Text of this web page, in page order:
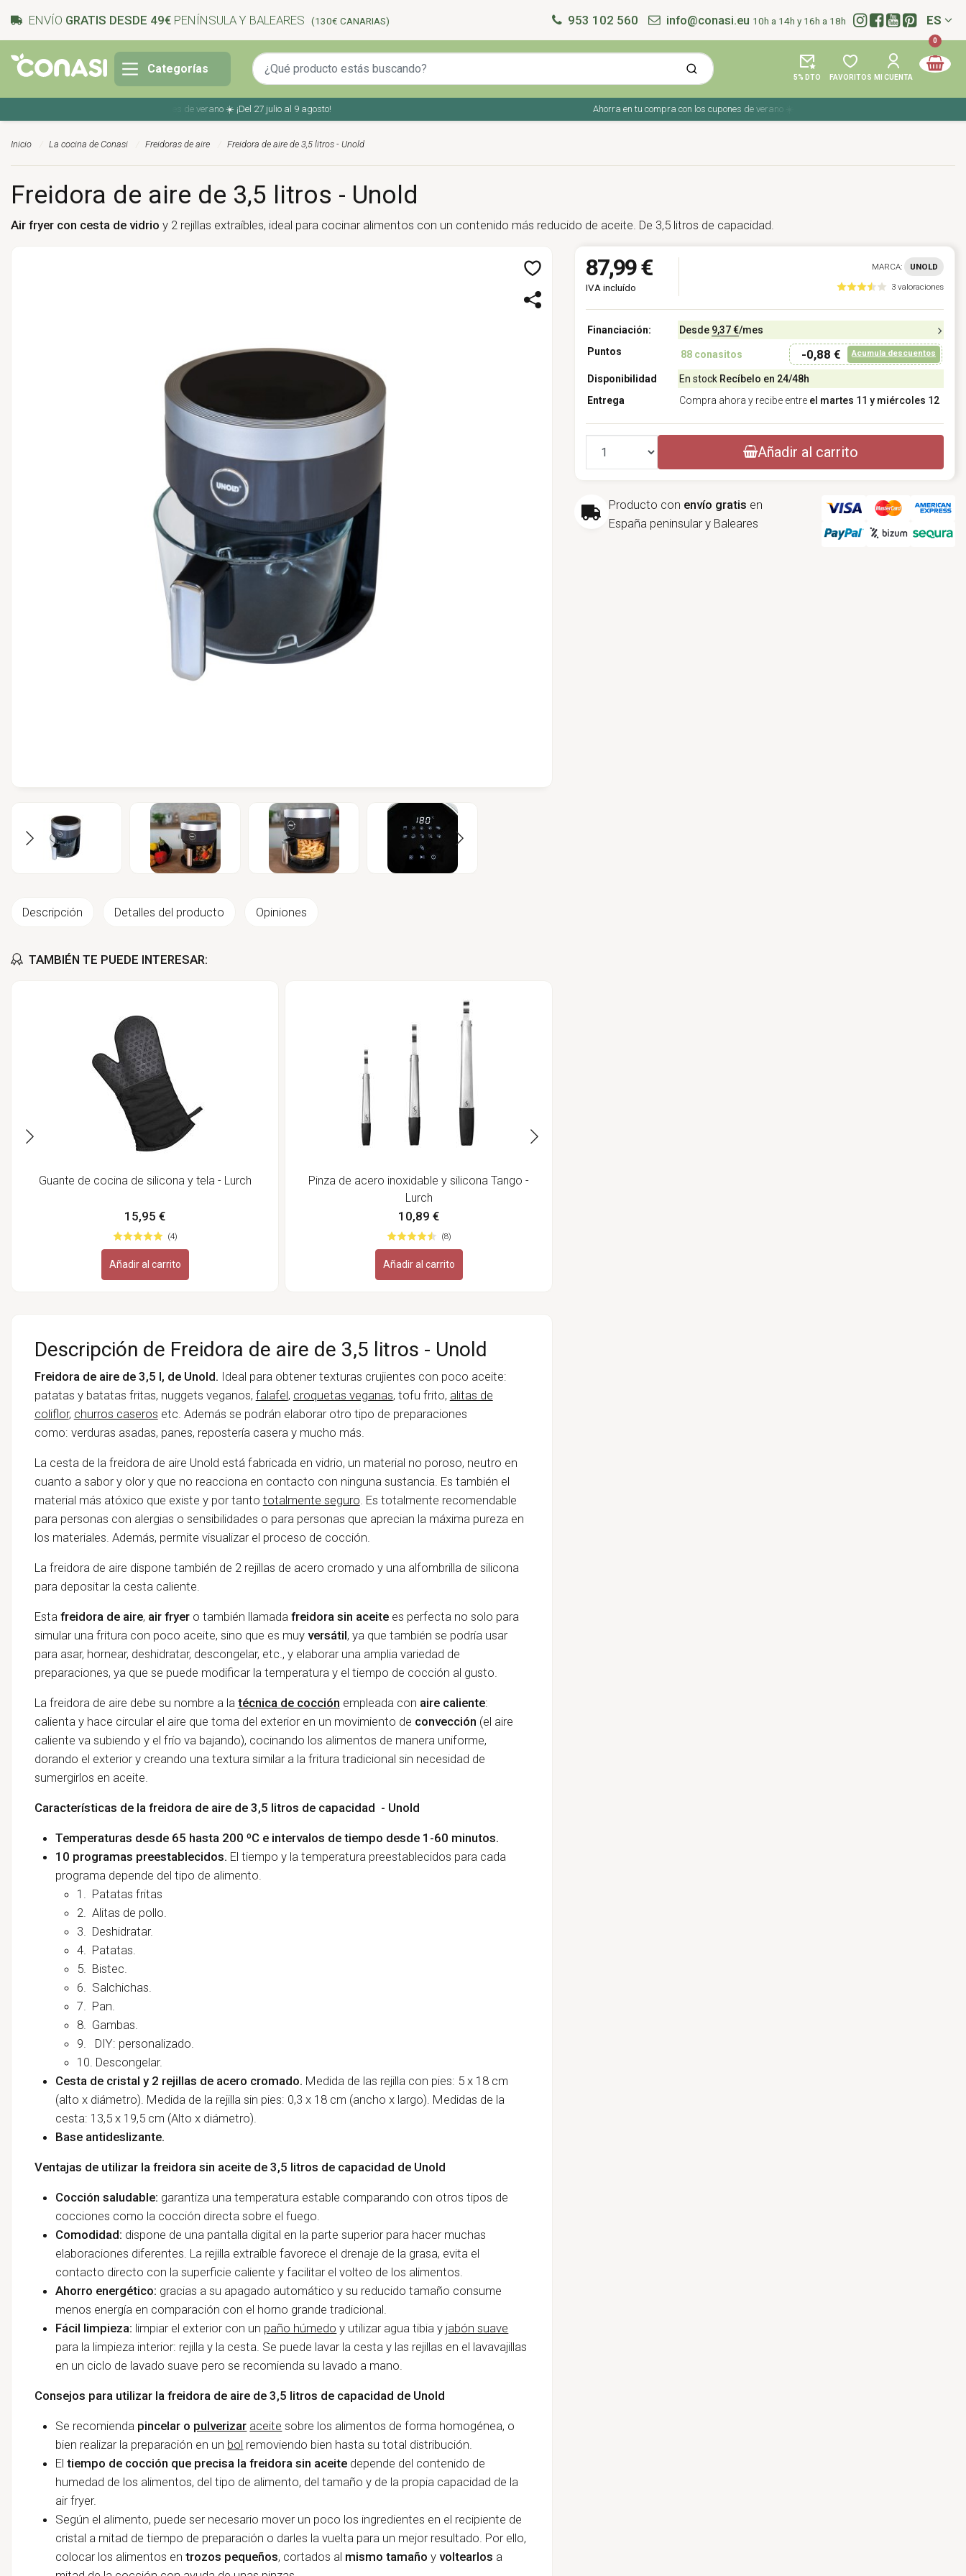
ENVÍO GRATIS DESDE 49€ PENÍNSULA Y BALEARES (130€ CANARIAS) 953 102 560 info@conasi.eu 10h a 14h y 16h a 18h Idioma:
ES
Categorías
5% DTO FAVORITOS MI CUENTA
0
Ahorra en tu compra con los cupones de verano ☀️ ¡Del 27 julio al 9 agosto! Ahorra en tu compra con los cupones de verano ☀️ ¡Del 27 julio al 9 agosto!
Inicio La cocina de Conasi Freidoras de aire Freidora de aire de 3,5 litros - Unold
Freidora de aire de 3,5 litros - Unold
Air fryer con cesta de vidrio y 2 rejillas extraíbles, ideal para cocinar alimentos con un contenido más reducido de aceite. De 3,5 litros de capacidad.
Descripción Detalles del producto Opiniones
TAMBIÉN TE PUEDE INTERESAR:
Guante de cocina de silicona y tela - Lurch
15,95 €
(4)
Añadir al carrito
Pinza de acero inoxidable y silicona Tango -
Lurch
10,89 €
(8)
Añadir al carrito
Descripción de Freidora de aire de 3,5 litros - Unold
Freidora de aire de 3,5 l, de Unold. Ideal para obtener texturas crujientes con poco aceite:
patatas y batatas fritas, nuggets veganos, falafel, croquetas veganas, tofu frito, alitas de
coliflor, churros caseros etc. Además se podrán elaborar otro tipo de preparaciones
como: verduras asadas, panes, repostería casera y mucho más.
La cesta de la freidora de aire Unold está fabricada en vidrio, un material no poroso, neutro en
cuanto a sabor y olor y que no reacciona en contacto con ninguna sustancia. Es también el
material más atóxico que existe y por tanto totalmente seguro . Es totalmente recomendable
para personas con alergias o sensibilidades o para personas que aprecian la máxima pureza en
los materiales. Además, permite visualizar el proceso de cocción.
La freidora de aire dispone también de 2 rejillas de acero cromado y una alfombrilla de silicona
para depositar la cesta caliente.
Esta freidora de aire, air fryero también llamada freidora sin aceitees perfecta no solo para
simular una fritura con poco aceite, sino que es muy versátil, ya que también se podría usar
para asar, hornear, deshidratar, descongelar, etc., y elaborar una amplia variedad de
preparaciones, ya que se puede modificar la temperatura y el tiempo de cocción al gusto.
La freidora de aire debe su nombre a la técnica de cocción empleada con aire caliente:
calienta y hace circular el aire que toma del exterior en un movimiento de convección (el aire
caliente va subiendo y el frío va bajando), cocinando los alimentos de manera uniforme,
dorando el exterior y creando una textura similar a la fritura tradicional sin necesidad de
sumergirlos en aceite.
Características de la freidora de aire de 3,5 litros de capacidad - Unold
Temperaturas desde 65 hasta 200 ºC e intervalos de tiempo desde 1-60 minutos.
10 programas preestablecidos. El tiempo y la temperatura preestablecidos para cada
programa depende del tipo de alimento.
1. Patatas fritas
2. Alitas de pollo.
3. Deshidratar.
4. Patatas.
5. Bistec.
6. Salchichas.
7. Pan.
8. Gambas.
9. DIY: personalizado.
10. Descongelar.
Cesta de cristal y 2 rejillas de acero cromado. Medida de las rejilla con pies: 5 x 18 cm
(alto x diámetro). Medida de la rejilla sin pies: 0,3 x 18 cm (ancho x largo). Medidas de la
cesta: 13,5 x 19,5 cm (Alto x diámetro).
Base antideslizante.
Ventajas de utilizar la freidora sin aceite de 3,5 litros de capacidad de Unold
Cocción saludable: garantiza una temperatura estable comparando con otros tipos de
cocciones como la cocción directa sobre el fuego.
Comodidad: dispone de una pantalla digital en la parte superior para hacer muchas
elaboraciones diferentes. La rejilla extraíble favorece el drenaje de la grasa, evita el
contacto directo con la superficie caliente y facilitar el volteo de los alimentos.
Ahorro energético: gracias a su apagado automático y su reducido tamaño consume
menos energía en comparación con el horno grande tradicional.
Fácil limpieza: limpiar el exterior con un paño húmedo y utilizar agua tibia y jabón suave
para la limpieza interior: rejilla y la cesta. Se puede lavar la cesta y las rejillas en el lavavajillas
en un ciclo de lavado suave pero se recomienda su lavado a mano.
Consejos para utilizar la freidora de aire de 3,5 litros de capacidad de Unold
Se recomienda pincelar o pulverizar aceite sobre los alimentos de forma homogénea, o
bien realizar la preparación en un bol removiendo bien hasta su total distribución.
Eltiempo de cocción que precisa la freidora sin aceite depende del contenido de
humedad de los alimentos, del tipo de alimento, del tamaño y de la propia capacidad de la
air fryer.
Según el alimento, puede ser necesario mover un poco los ingredientes en el recipiente de
cristal a mitad de tiempo de preparación o darles la vuelta para un mejor resultado. Por ello,
colocar los alimentos entrozos pequeños, cortados al mismo tamaño yvoltearlos a
87,99 €
IVA incluído
MARCA:
UNOLD
3 valoraciones
Financiación: Desde 9,37 €/mes
Puntos
88conasitos -0,88 € Acumula descuentos
Disponibilidad En stock Recíbelo en 24/48h
Entrega
Compra ahora y recibe entre el martes 11 y miércoles 12
Cantidad Añadir al carrito
Producto con envío gratis en
España peninsular y Baleares